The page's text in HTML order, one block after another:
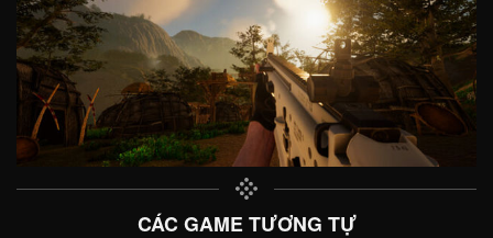
CÁC GAME TƯƠNG TỰ